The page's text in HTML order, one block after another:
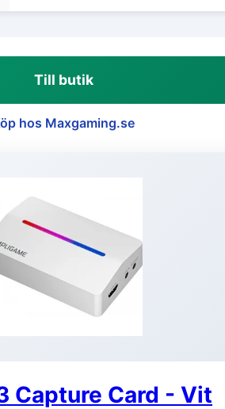
Till butik
hos Maxgaming.se
Capture Card - Vit